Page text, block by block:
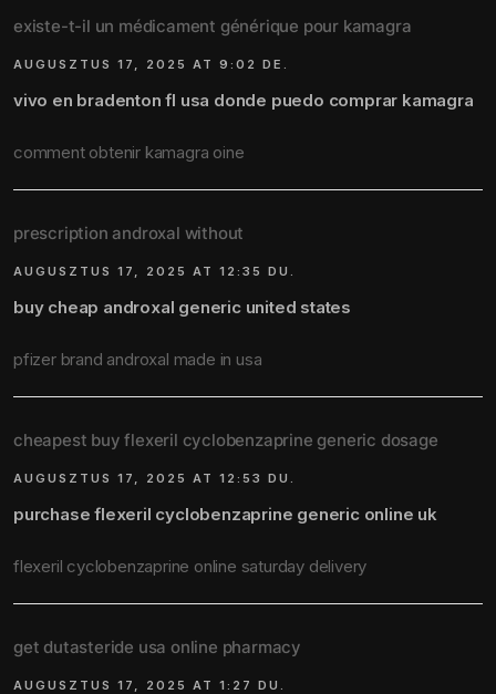
existe-t-il un médicament générique pour kamagra
AUGUSZTUS 17, 2025 AT 9:02 DE.
vivo en bradenton fl usa donde puedo comprar kamagra
comment obtenir kamagra oine
prescription androxal without
AUGUSZTUS 17, 2025 AT 12:35 DU.
buy cheap androxal generic united states
pfizer brand androxal made in usa
cheapest buy flexeril cyclobenzaprine generic dosage
AUGUSZTUS 17, 2025 AT 12:53 DU.
purchase flexeril cyclobenzaprine generic online uk
flexeril cyclobenzaprine online saturday delivery
get dutasteride usa online pharmacy
AUGUSZTUS 17, 2025 AT 1:27 DU.